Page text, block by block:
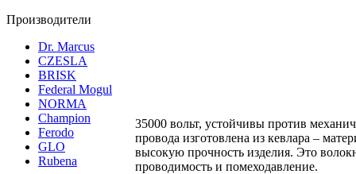
Производители
Dr. Marcus
CZESLA
BRISK
Federal Mogul
NORMA
Champion
Ferodo
GLO
Rubena
35000 вольт, устойчивы против
провода изготовлена из кевлара –
высокую прочность изделия. Это
проводимость и помеходавление.